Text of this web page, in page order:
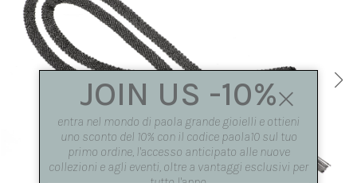
JOIN US -10%
entra nel mondo di paola grande gioielli e ottieni
uno sconto del 10% con il codice paola10 sul tuo
primo ordine, l'accesso anticipato alle nuove
collezioni e agli eventi, oltre a vantaggi esclusivi per